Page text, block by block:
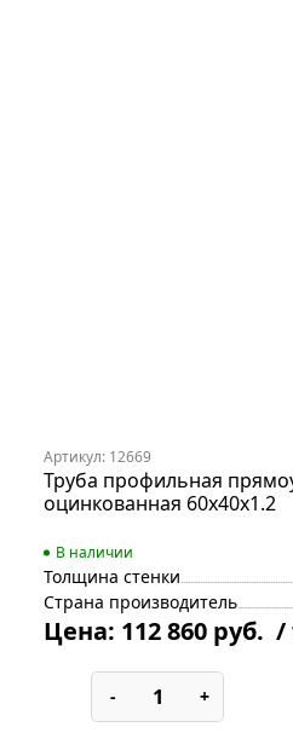
Артикул: 12669
Труба профильная
оцинкованная 60х40х1.2
В наличии
Толщина стенки
Страна производитель
Цена: 112 860 руб. /
- +